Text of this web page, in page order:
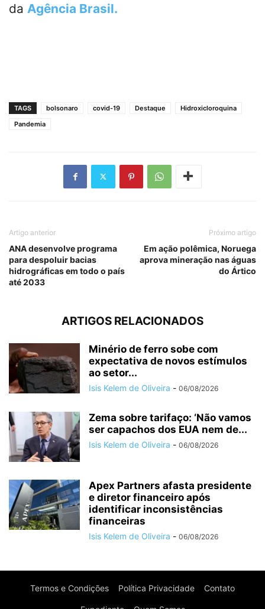
da Agência Brasil.
TAGS bolsonaro covid-19 Destaque
Hidroxicloroquina
Pandemia
Artigo anterior
ANA desenvolve programa
para despoluir bacias
hidrográficas em todo o país
até 2033
Próximo artigo
Em ação polêmica, Noruega
aprova mineração nas águas
do Ártico
ARTIGOS RELACIONADOS
Minério de ferro sobe com
expectativa de novos estímulos
ao setor...
Isis Kelem de Oliveira - 06/08/2026
Zema sobre tarifaço: ‘Não vamos
ser capachos dos EUA nem de...
Isis Kelem de Oliveira - 06/08/2026
Apex Partners afasta presidente
e diretor financeiro após
identificar inconsistências
financeiras
Isis Kelem de Oliveira - 06/08/2026
Termos e Condições Política Privacidade Contato